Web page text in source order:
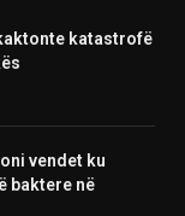
katastrofë
vendet ku
baktere në